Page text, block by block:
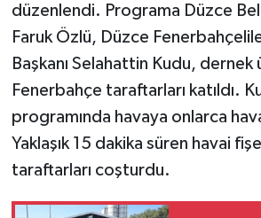
düzenlendi. Programa Düzce
Faruk Özlü, Düzce
Başkanı Selahattin Kudu, dernek
Fenerbahçe taraftarları katıldı.
programında havaya onlarca
Yaklaşık 15 dakika süren havai
taraftarları coşturdu.
Otomobil
POLİTİKA
SİYASET